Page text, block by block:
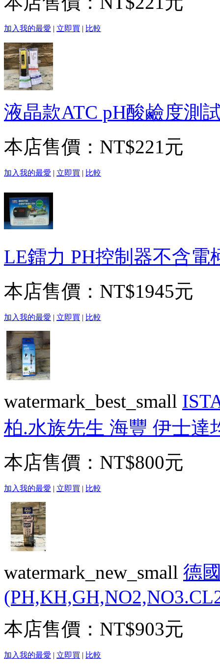
加入我的最愛 | 立即買 | 比較
液晶款ATC pH酸鹼度測
本店售價： NT$221元
加入我的最愛 | 立即買 | 比較
LE鐳力 PH控制器不含電
本店售價： NT$1945元
加入我的最愛 | 立即買 | 比較
watermark_best_small
柏.水族先生 海豐 伊士達
本店售價： NT$800元
加入我的最愛 | 立即買 | 比較
watermark_new_small 德
本店售價： NT$903元
加入我的最愛 | 立即買 | 比較